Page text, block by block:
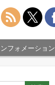
フォメーション